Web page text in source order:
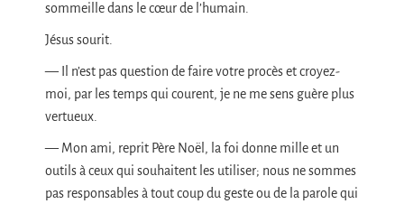
sommeille dans le cœur de l’humain.
Jésus sourit.
— Il n’est pas question de faire votre procès et croyez-
moi, par les temps qui courent, je ne me sens guère plus
vertueux.
— Mon ami, reprit Père Noël, la foi donne mille et un
outils à ceux qui souhaitent les utiliser; nous ne sommes
pas responsables à tout coup du geste ou de la parole qui